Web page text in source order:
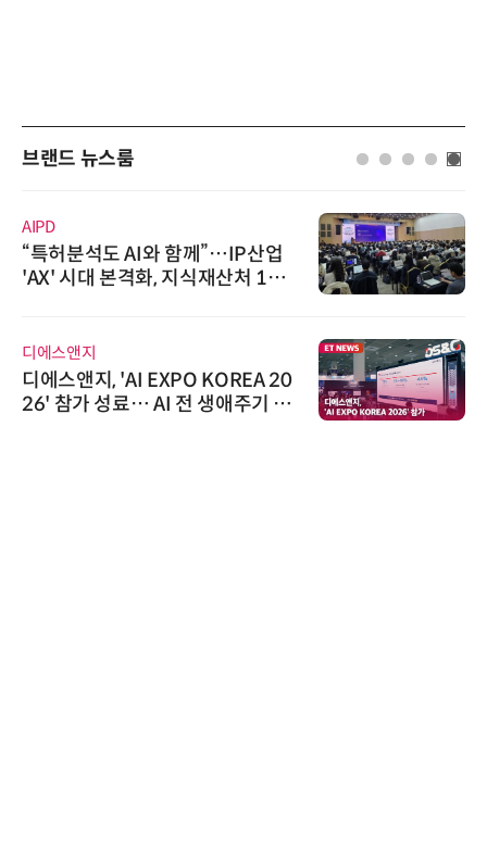
브랜드 뉴스룸
AIPD
“특허분석도 AI와 함께”…IP산업
'AX' 시대 본격화, 지식재산처 1호
디에스앤지
디에스앤지, 'AI EXPO KOREA 20
26' 참가 성료… AI 전 생애주기 아